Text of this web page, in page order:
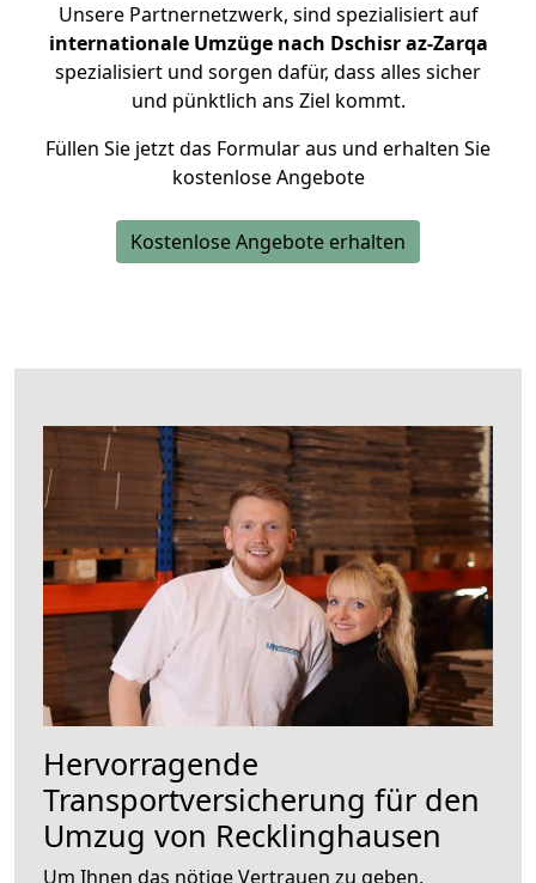
Unsere Partnernetzwerk, sind spezialisiert auf
internationale Umzüge nach Dschisr az-Zarqa
spezialisiert und sorgen dafür, dass alles sicher
und pünktlich ans Ziel kommt.
Füllen Sie jetzt das Formular aus und erhalten Sie
kostenlose Angebote
Kostenlose Angebote erhalten
Hervorragende
Transportversicherung für den
Umzug von Recklinghausen
Um Ihnen das nötige Vertrauen zu geben,